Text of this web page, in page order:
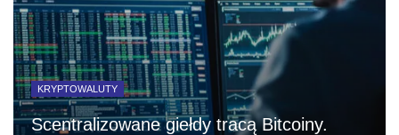
KRYPTOWALUTY
Scentralizowane giełdy tracą Bitcoiny.